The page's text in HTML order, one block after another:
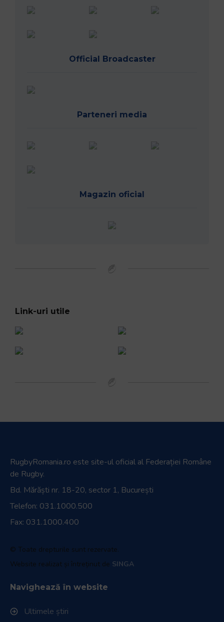
Official Broadcaster
Parteneri media
Magazin oficial
Link-uri utile
RugbyRomania.ro este site-ul oficial al Federației Române
de Rugby.
Bd. Mărăști nr. 18-20, sector 1, București
Telefon: 031.1000.500
Fax: 031.1000.400
© Toate drepturile sunt rezervate.
Website realizat și întreținut de SINGA
Navighează în website
Ultimele știri